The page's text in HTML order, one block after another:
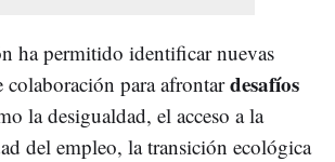
ha permitido identificar nuevas
colaboración para afrontardesafíos
la desigualdad, el acceso a la
del empleo, la transición ecológica